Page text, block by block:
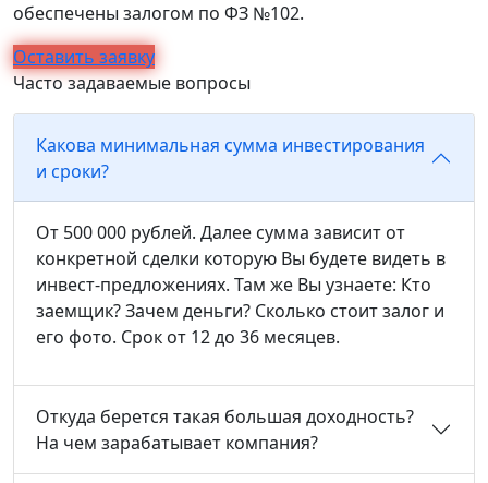
обеспечены залогом по ФЗ №102.
Оставить заявку
Часто задаваемые вопросы
Какова минимальная сумма инвестирования
и сроки?
От 500 000 рублей. Далее сумма зависит от
конкретной сделки которую Вы будете видеть в
инвест-предложениях. Там же Вы узнаете: Кто
заемщик? Зачем деньги? Сколько стоит залог и
его фото. Срок от 12 до 36 месяцев.
Откуда берется такая большая доходность?
На чем зарабатывает компания?